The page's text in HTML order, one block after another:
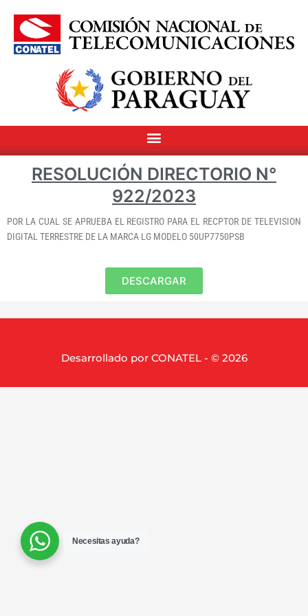
RESOLUCIÓN DIRECTORIO N°
922/2023
POR LA CUAL SE APRUEBA EL REGISTRO PARA EL RECPTOR DE TELEVISION
DIGITAL TERRESTRE DE LA MARCA LG MODELO 50UP7750PSB
DESCARGAR
Desarrollado por CONATEL - © 2026
Necesitas ayuda?